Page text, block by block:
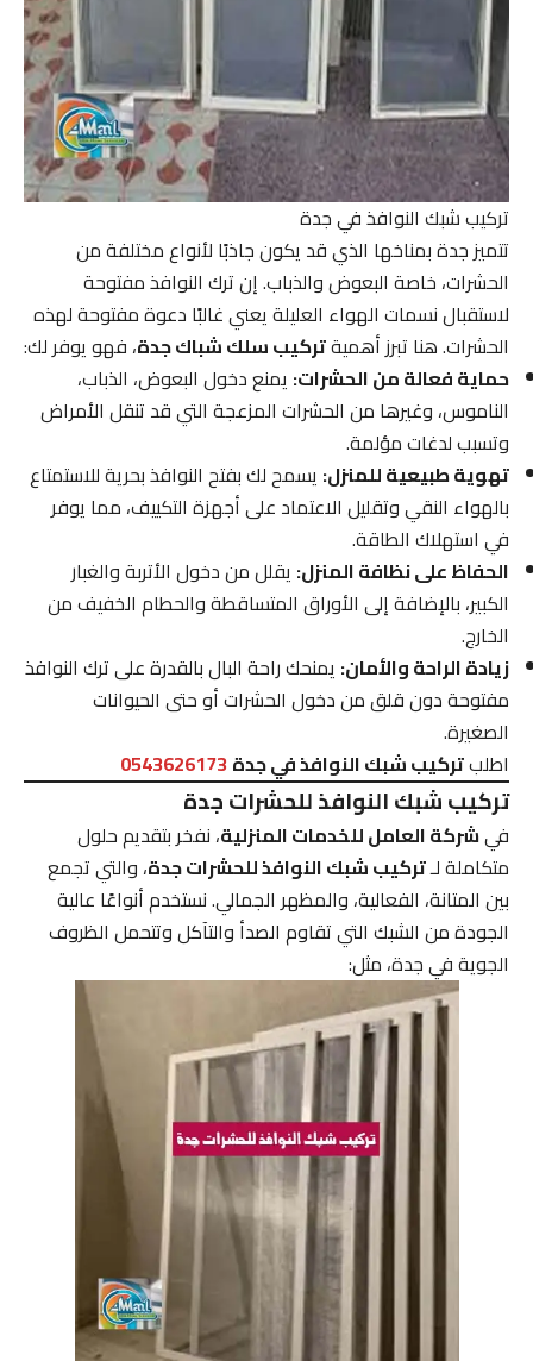
تركيب شبك النوافذ في جدة
تتميز جدة بمناخها الذي قد يكون جاذبًا لأنواع مختلفة من
الحشرات، خاصة البعوض والذباب. إن ترك النوافذ مفتوحة
لاستقبال نسمات الهواء العليلة يعني غالبًا دعوة مفتوحة لهذه
الحشرات. هنا تبرز أهميةتركيب سلك شباك جدة، فهو يوفر لك:
حماية فعالة من الحشرات:يمنع دخول البعوض، الذباب،
الناموس، وغيرها من الحشرات المزعجة التي قد تنقل الأمراض
وتسبب لدغات مؤلمة.
تهوية طبيعية للمنزل:يسمح لك بفتح النوافذ بحرية للاستمتاع
بالهواء النقي وتقليل الاعتماد على أجهزة التكييف، مما يوفر
في استهلاك الطاقة.
الحفاظ على نظافة المنزل:يقلل من دخول الأتربة والغبار
الكبير، بالإضافة إلى الأوراق المتساقطة والحطام الخفيف من
الخارج.
زيادة الراحة والأمان:يمنحك راحة البال بالقدرة على ترك النوافذ
مفتوحة دون قلق من دخول الحشرات أو حتى الحيوانات
الصغيرة.
اطلبتركيب شبك النوافذ في جدة0543626173
تركيب شبك النوافذ للحشرات جدة
فيشركة العامل للخدمات المنزلية، نفخر بتقديم حلول
متكاملة لـتركيب شبك النوافذ للحشرات جدة، والتي تجمع
بين المتانة، الفعالية، والمظهر الجمالي. نستخدم أنواعًا عالية
الجودة من الشبك التي تقاوم الصدأ والتآكل وتتحمل الظروف
الجوية في جدة، مثل: